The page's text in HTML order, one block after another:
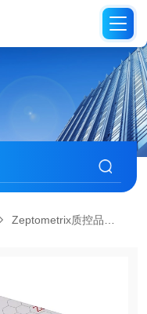
Zeptometrix质控品